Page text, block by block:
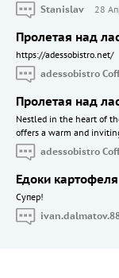
Stanislav
28
Пролетая над
https://adessobistro.net/
adessobistro
Пролетая над
Nestled in the heart of
offers a warm and
adessobistro
Едоки картофеля
Cупер!